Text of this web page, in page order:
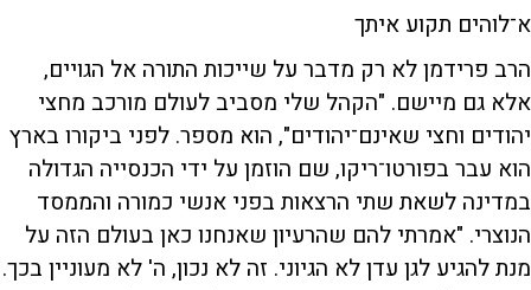
א־לוהים תקוע איתך
הרב פרידמן לא רק מדבר על שייכות התורה אל הגויים,
אלא גם מיישם. "הקהל שלי מסביב לעולם מורכב מחצי
יהודים וחצי שאינם־יהודים", הוא מספר. לפני ביקורו בארץ
הוא עבר בפורטו־ריקו, שם הוזמן על ידי הכנסייה הגדולה
במדינה לשאת שתי הרצאות בפני אנשי כמורה והממסד
הנוצרי. "אמרתי להם שהרעיון שאנחנו כאן בעולם הזה על
מנת להגיע לגן עדן לא הגיוני. זה לא נכון, ה' לא מעוניין בכך.